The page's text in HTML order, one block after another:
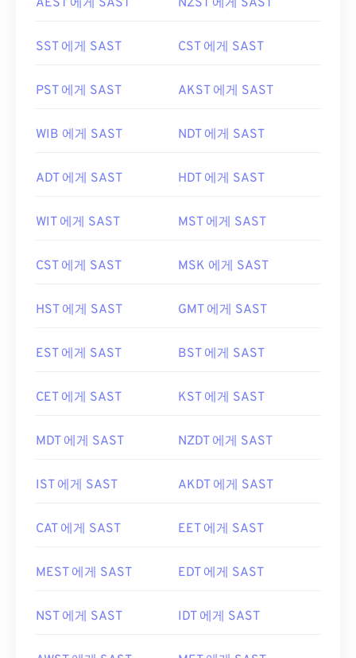
AEST 에게 SAST NZST 에게 SAST
SST 에게 SAST CST 에게 SAST
PST 에게 SAST AKST 에게 SAST
WIB 에게 SAST NDT 에게 SAST
ADT 에게 SAST HDT 에게 SAST
WIT 에게 SAST MST 에게 SAST
CST 에게 SAST MSK 에게 SAST
HST 에게 SAST GMT 에게 SAST
EST 에게 SAST BST 에게 SAST
CET 에게 SAST KST 에게 SAST
MDT 에게 SAST NZDT 에게 SAST
IST 에게 SAST AKDT 에게 SAST
CAT 에게 SAST EET 에게 SAST
MEST 에게 SAST EDT 에게 SAST
NST 에게 SAST IDT 에게 SAST